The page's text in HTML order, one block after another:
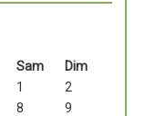
Sam
Dim
1
2
8
9